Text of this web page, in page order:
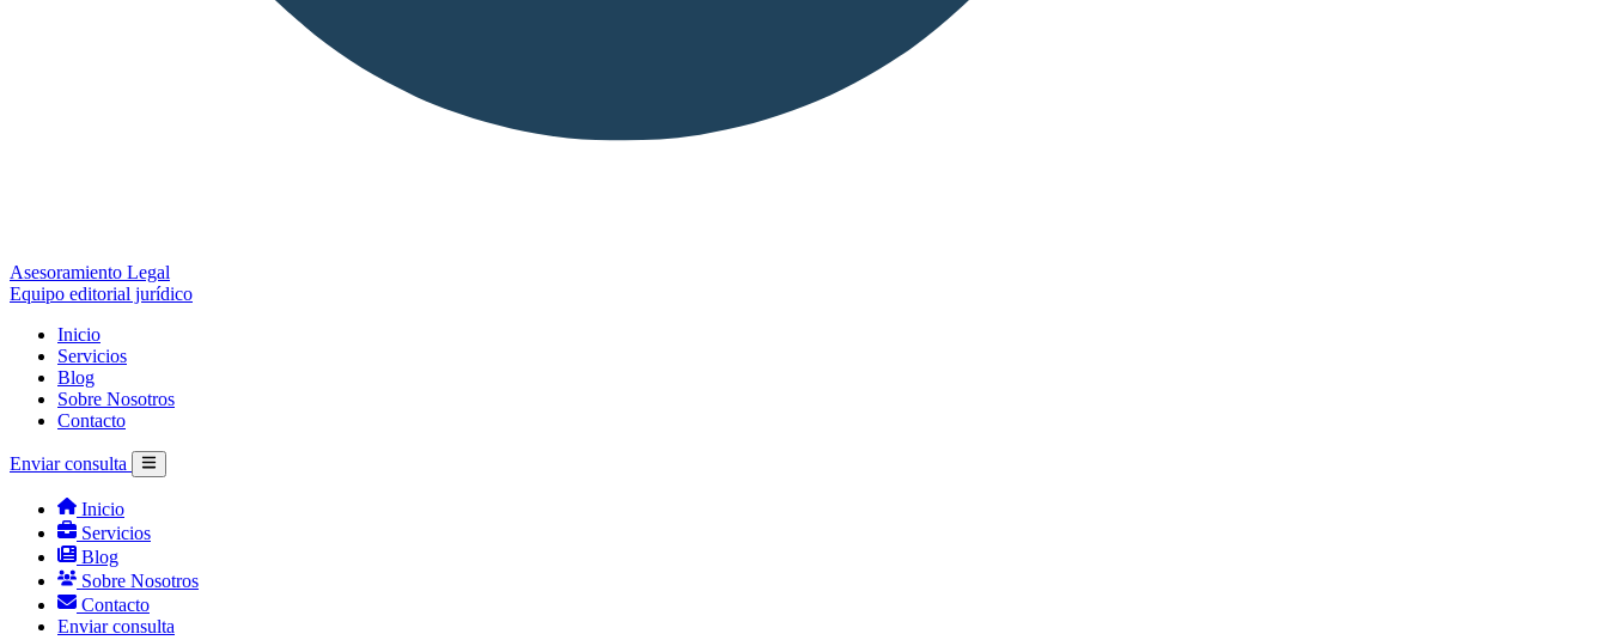
Asesoramiento Legal
Equipo editorial jurídico
Inicio
Servicios
Blog
Sobre Nosotros
Contacto
Enviar consulta
Inicio
Servicios
Blog
Sobre Nosotros
Contacto
Enviar consulta